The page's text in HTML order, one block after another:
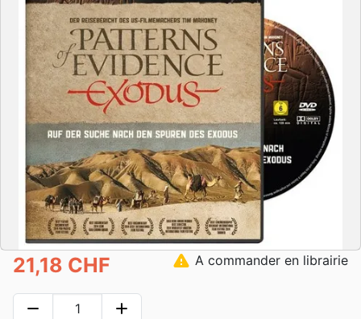
21,18 CHF warning A commander en librairie
remove add